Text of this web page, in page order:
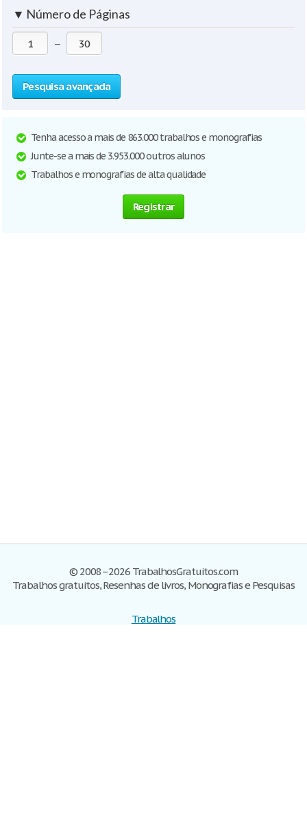
▼ Número de Páginas
—
Pesquisa avançada
Tenha acesso a mais de 863.000 trabalhos e monografias
Junte-se a mais de 3.953.000 outros alunos
Trabalhos e monografias de alta qualidade
Registrar
© 2008–2026 TrabalhosGratuitos.com
Trabalhos gratuitos, Resenhas de livros, Monografias e Pesquisas
Trabalhos